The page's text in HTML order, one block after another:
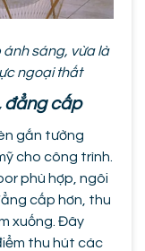
sáng, vừa là
ngoại thất
đẳng cấp
gắn tường
cho công trình.
phù hợp, ngôi
cấp hơn, thu
xuống. Đây
thu hút các